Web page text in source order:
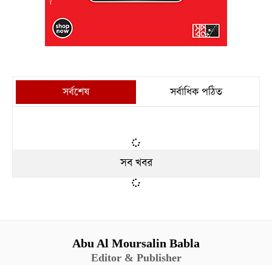
সর্বশেষ সর্বাধিক পঠিত
সব খবর
Abu Al Moursalin Babla
Editor & Publisher